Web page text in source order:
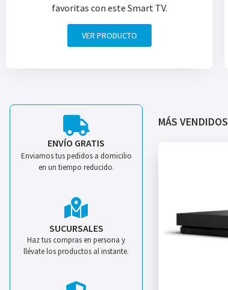
favoritas con este Smart TV.
VER PRODUCTO
ENVÍO GRATIS
Enviamos tus pedidos a domicilio
en un tiempo reducido.
SUCURSALES
Haz tus compras en persona y
llévate los productos al instante.
MÁS VENDIDOS